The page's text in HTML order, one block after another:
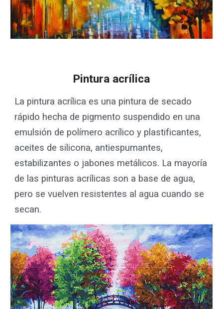
Pintura acrílica
La pintura acrílica es una pintura de secado
rápido hecha de pigmento suspendido en una
emulsión de polímero acrílico y plastificantes,
aceites de silicona, antiespumantes,
estabilizantes o jabones metálicos. La mayoría
de las pinturas acrílicas son a base de agua,
pero se vuelven resistentes al agua cuando se
secan.